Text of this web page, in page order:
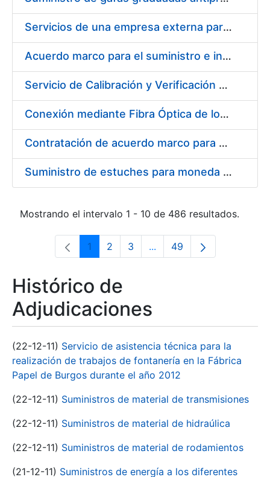
Servicios de una empresa externa para el asesoramiento y resolución de los recursos de alzada que se presentan relacionados con procesos de selección para la FNMT-RCM
Acuerdo marco para el suministro e instalación de persianas, estores y otros complementos
Servicio de Calibración y Verificación Externa de los Equipos de Medición del Servicio de Prevención de la FNMT-RCM
Conexión mediante Fibra Óptica de los Centros de Proceso de Datos (CPDs) de las sedes de la FNMT-RCM de Burgos y Madrid
Contratación de acuerdo marco para el Suministro de Material de Electricidad para la Fábrica Nacional de Moneda y Timbre-Real Casa de la Moneda en su centro de trabajo de Burgos
Suministro de estuches para moneda de 30 €
Mostrando el intervalo 1 - 10 de 486 resultados.
Página
1 Página
2 Página
3 ...Páginas intermedias Use
Página
49
Histórico de
Adjudicaciones
(22-12-11) Servicio de asistencia técnica para la
realización de trabajos de fontanería en la Fábrica
Papel de Burgos durante el año 2012
(22-12-11) Suministros de material de transmisiones
(22-12-11) Suministros de material de hidraúlica
(22-12-11) Suministros de material de rodamientos
(21-12-11) Suministros de energía a los diferentes